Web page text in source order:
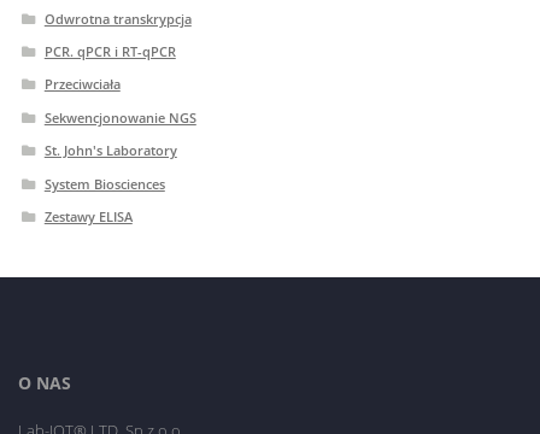
Odwrotna transkrypcja
PCR. qPCR i RT-qPCR
Przeciwciała
Sekwencjonowanie NGS
St. John's Laboratory
System Biosciences
Zestawy ELISA
O NAS